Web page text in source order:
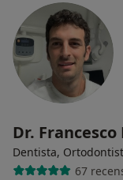
Dr. Francesco
Dentista,
67